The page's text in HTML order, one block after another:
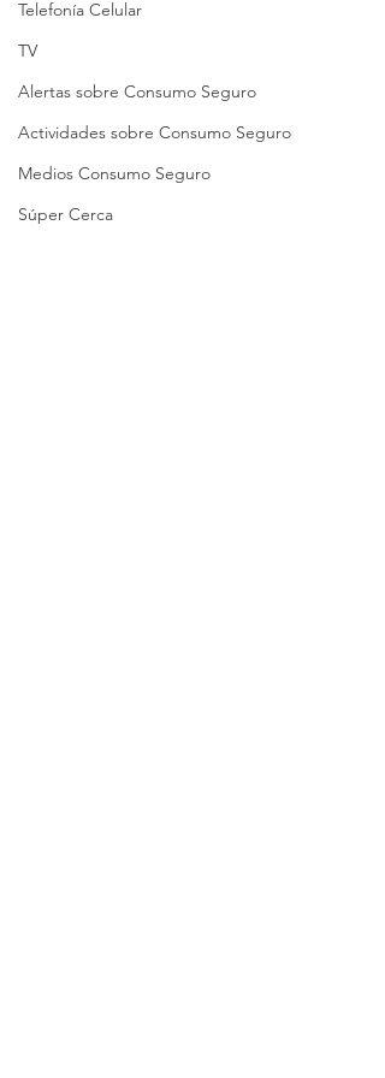
Telefonía Celular
TV
Alertas sobre Consumo Seguro
Actividades sobre Consumo Seguro
Medios Consumo Seguro
Súper Cerca